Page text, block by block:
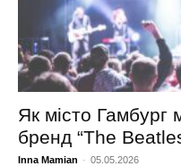
Як місто Гамбург
бренд “The
Inna Mamian - 05.05.2026